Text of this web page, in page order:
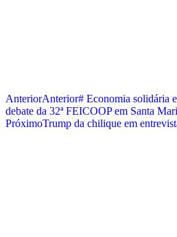
AnteriorAnterior# Economia solidária
debate da 32ª FEICOOP em Santa
PróximoTrump da chilique em